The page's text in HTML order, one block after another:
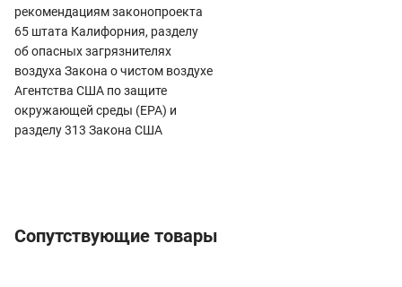
рекомендациям законопроекта
65 штата Калифорния, разделу
об опасных загрязнителях
воздуха Закона о чистом воздухе
Агентства США по защите
окружающей среды (EPA) и
разделу 313 Закона США
Сопутствующие товары